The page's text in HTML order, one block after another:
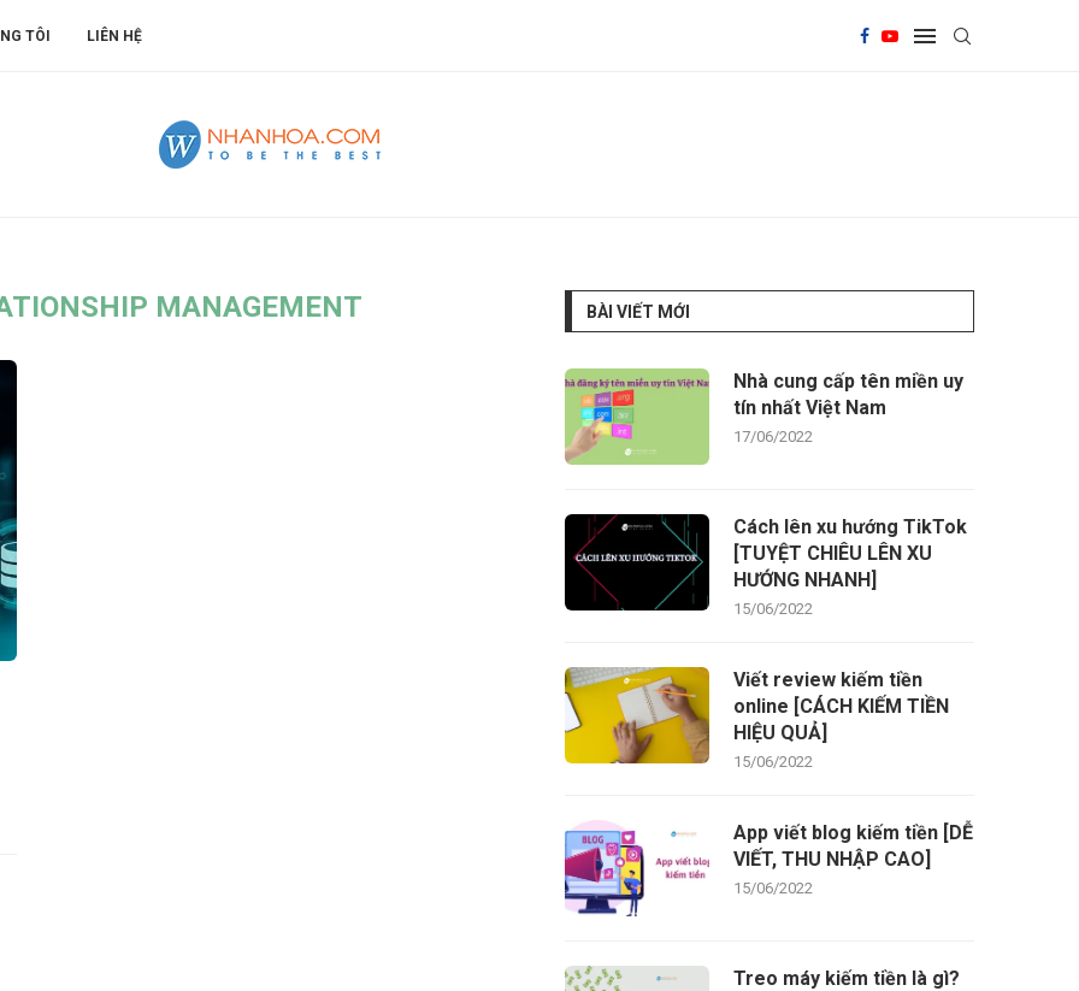
TÔI LIÊN HỆ
MANAGEMENT BÀI VIẾT MỚI
Nhà cung cấp tên miền uy
tín nhất Việt Nam
17/06/2022
Cách lên xu hướng TikTok
[TUYỆT CHIÊU LÊN XU
HƯỚNG NHANH]
15/06/2022
Viết review kiếm tiền
online [CÁCH KIẾM TIỀN
HIỆU QUẢ]
15/06/2022
App viết blog kiếm tiền [DỄ
VIẾT, THU NHẬP CAO]
15/06/2022
Treo máy kiếm tiền là gì?